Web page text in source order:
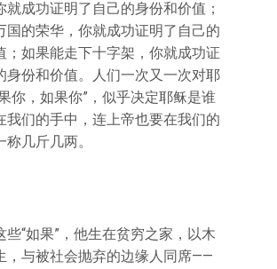
就成功证明了自己的身份和价值；
国的荣华，你就成功证明了自己的
；如果能走下十字架，你就成功证
身份和价值。人们一次又一次对耶
你，如果你”，似乎决定耶稣是谁
我们的手中，连上帝也要在我们的
几斤几两。
些“如果”，他生在贫穷之家，以木
，与被社会抛弃的边缘人同席——